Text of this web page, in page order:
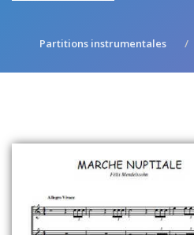
Partitions instrumentales